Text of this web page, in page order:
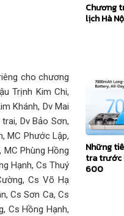
cho chương
Trịnh Kim Chi,
Khánh, Dv Mai
Dv Bảo Sơn,
MC Phước Lập,
MC Phùng Hồng
Hạnh, Cs Thuý
Cs Võ Hạ
Cs Sơn Ca, Cs
Cs Hồng Hạnh,
Chương
lịch Hà
Những
tra trước
600